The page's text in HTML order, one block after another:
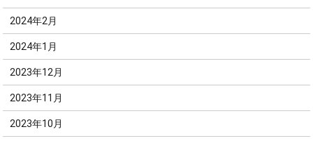
2024年2月
2024年1月
2023年12月
2023年11月
2023年10月